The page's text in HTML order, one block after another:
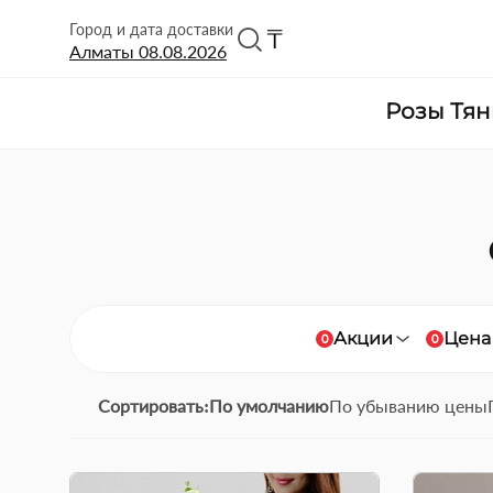
Город и дата доставки
Алматы 08.08.2026 ₸
Розы
0 Акции 0 Цена
Сортировать:По умолчаниюПо убыванию цены
шт.